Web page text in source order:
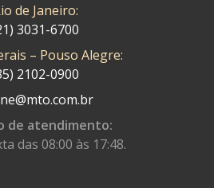
de Janeiro:
3031-6700
– Pouso Alegre:
2102-0900
de atendimento:
das 08:00 às 17:48.